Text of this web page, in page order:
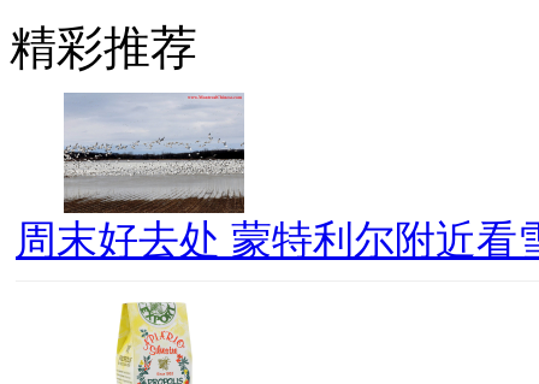
精彩推荐
周末好去处 蒙特利尔附近看